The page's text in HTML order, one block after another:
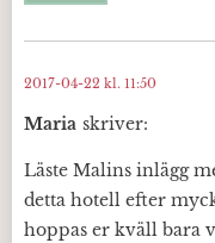
Maria skriver:
2017-04-22 kl. 11:50
Läste Malins inlägg
detta hotell efter
hoppas er kväll bara